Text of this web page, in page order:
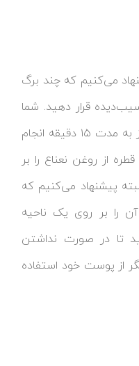
می‌کنیم که چند برگ
قرار دهید. شما
می‌توانید این کار را سه بار در روز به مدت ۱۵ دقیقه انجام
دهید. همچنین می‌توانید ۱ تا ۳ قطره از روغن نعناع را بر
پیشنهاد می‌کنیم که
آن را بر روی یک ناحیه
تا در صورت نداشتن
از پوست خود استفاده